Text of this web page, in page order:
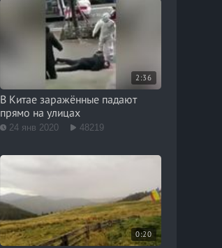
2:36
В Китае заражённые падают
прямо на улицах
24 янв 2020 48219
0:20